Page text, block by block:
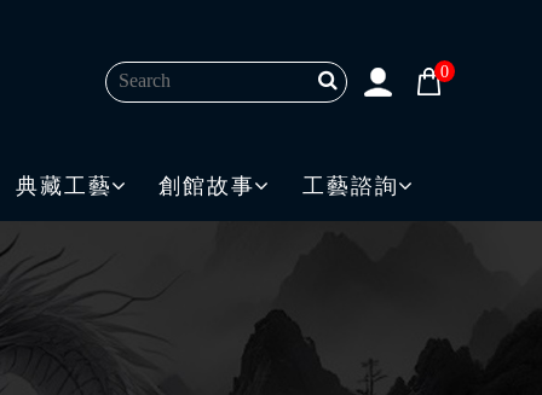
0
典藏工藝 創館故事 工藝諮詢